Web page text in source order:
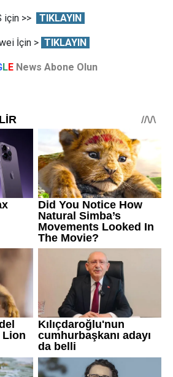
için >> TIKLAYIN
İçin > TIKLAYIN
LE News Abone Olun